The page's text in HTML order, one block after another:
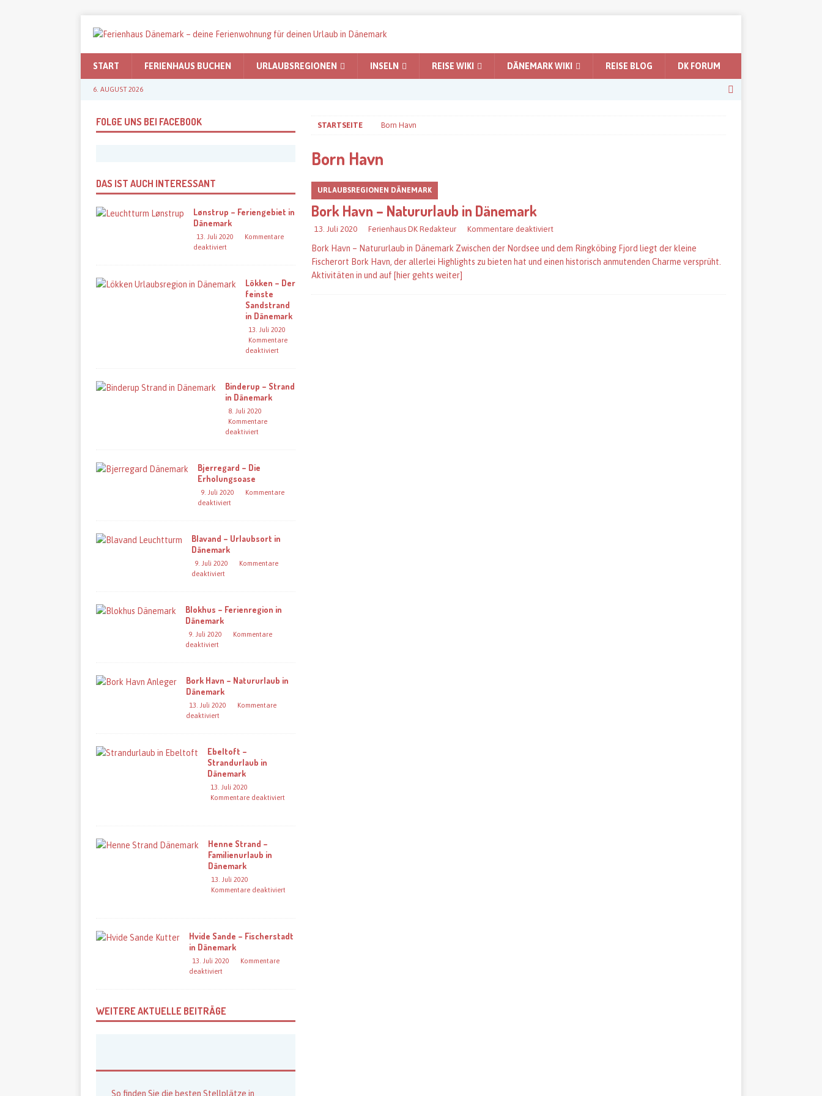
START FERIENHAUS BUCHEN URLAUBSREGIONEN INSELN REISE WIKI DÄNEMARK WIKI REISE BLOG DK FORUM
6. AUGUST 2026
STARTSEITE Born Havn
Born Havn
URLAUBSREGIONEN DÄNEMARK
Bork Havn – Natururlaub in Dänemark
13. Juli 2020 Ferienhaus DK Redakteur Kommentare deaktiviert
Bork Havn – Natururlaub in Dänemark Zwischen der Nordsee und dem Ringköbing Fjord liegt der kleine
Fischerort Bork Havn, der allerlei Highlights zu bieten hat und einen historisch anmutenden Charme versprüht.
Aktivitäten in und auf [hier gehts weiter]
FOLGE UNS BEI FACEBOOK
DAS IST AUCH INTERESSANT
Lønstrup – Feriengebiet in
Dänemark
13. Juli 2020
Kommentare
deaktiviert
Lökken – Der
feinste
Sandstrand
in Dänemark
13. Juli 2020
Kommentare
deaktiviert
Binderup – Strand
in Dänemark
8. Juli 2020
Kommentare
deaktiviert
Bjerregard – Die
Erholungsoase
9. Juli 2020
Kommentare
deaktiviert
Blavand – Urlaubsort in
Dänemark
9. Juli 2020
Kommentare
deaktiviert
Blokhus – Ferienregion in
Dänemark
9. Juli 2020
Kommentare
deaktiviert
Bork Havn – Natururlaub in
Dänemark
13. Juli 2020
Kommentare
deaktiviert
Ebeltoft –
Strandurlaub in
Dänemark
13. Juli 2020
Kommentare deaktiviert
Henne Strand –
Familienurlaub in
Dänemark
13. Juli 2020
Kommentare deaktiviert
Hvide Sande – Fischerstadt
in Dänemark
13. Juli 2020
Kommentare
deaktiviert
WEITERE AKTUELLE BEITRÄGE
So finden Sie die besten Stellplätze in